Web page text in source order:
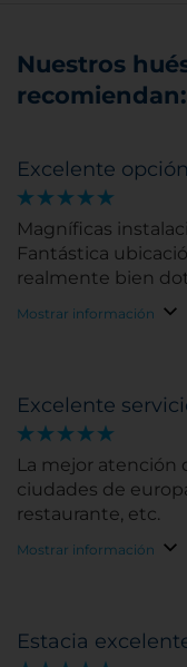
Nuestros
recomiendan:
Excelente
Magníficas
Fantástica
realmente bien
Mostrar información
Excelente
La mejor atención
ciudades de
restaurante, etc.
Mostrar información
Estacia